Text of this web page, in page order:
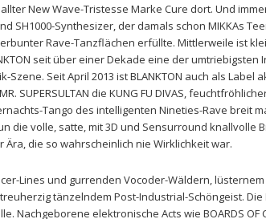
New Wave-Tristesse Marke Cure dort. Und
SH1000-Synthesizer, der damals schon MIKKAs
Rave-Tanzflächen erfüllte. Mittlerweile ist
seit über einer Dekade eine der
Szene. Seit April 2013 ist BLANKTON auch als Label
SUPERSULTAN die KUNG FU DIVAS,
Tango des intelligenten Nineties-Rave breit
die volle, satte, mit 3D und Sensurround knallvolle
Ära, die so wahrscheinlich nie Wirklichkeit war.
Lines und gurrenden Vocoder-Wäldern,
tänzelndem Post-Industrial-Schöngeist.
elektronische Acts wie BOARDS OF